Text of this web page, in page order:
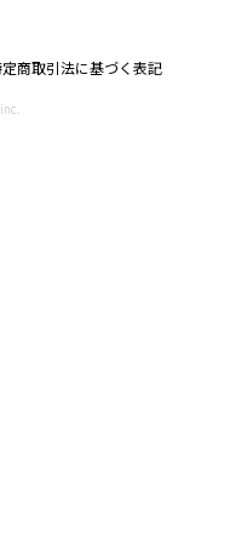
商取引法に基づく表記